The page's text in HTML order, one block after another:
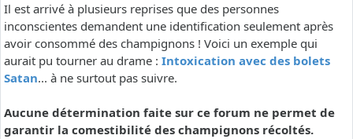
Il est arrivé à plusieurs reprises que des personnes
inconscientes demandent une identification seulement après
avoir consommé des champignons ! Voici un exemple qui
aurait pu tourner au drame : Intoxication avec des bolets
Satan... à ne surtout pas suivre.
Aucune détermination faite sur ce forum ne permet de
garantir la comestibilité des champignons récoltés.